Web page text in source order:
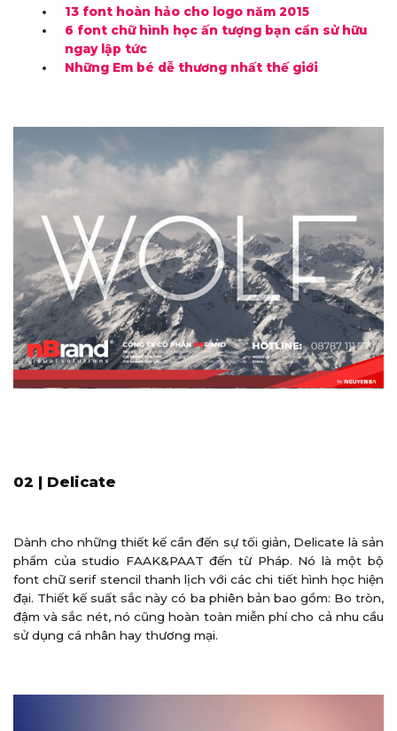
13 font hoàn hảo cho logo năm 2015
6 font chữ hình học ấn tượng bạn cần sử hữu
ngay lập tức
Những Em bé dễ thương nhất thế giới
02 | Delicate
Dành cho những thiết kế cần đến sự tối giản, Delicate là sản
phẩm của studio FAAK&PAAT đến từ Pháp. Nó là một bộ
font chữ serif stencil thanh lịch với các chi tiết hình học hiện
đại. Thiết kế suất sắc này có ba phiên bản bao gồm: Bo tròn,
đậm và sắc nét, nó cũng hoàn toàn miễn phí cho cả nhu cầu
sử dụng cá nhân hay thương mại.